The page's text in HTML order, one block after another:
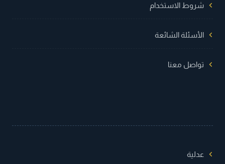
شروط الاستخدام
الأسئلة الشائعة
تواصل معنا
عدلية